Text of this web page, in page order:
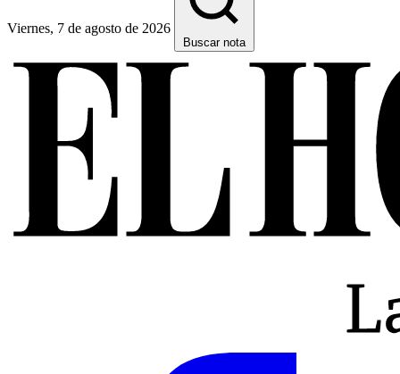
Viernes, 7 de agosto de 2026
Buscar nota